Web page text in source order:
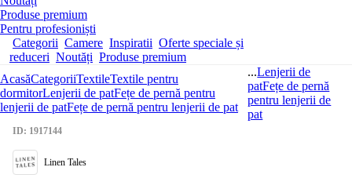
Produse premium
Pentru profesioniști
Categorii Camere Inspiratii Oferte speciale și
reduceri Noutăți Produse premium
AcasăCategoriiTextileTextile pentru
dormitorLenjerii de patFețe de pernă pentru
lenjerii de patFețe de pernă pentru lenjerii de pat
...Lenjerii de
patFețe de pernă
pentru lenjerii de
pat
ID: 1917144
Linen Tales